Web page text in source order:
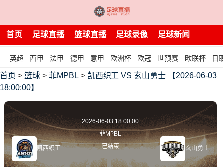
首页 足球直播 篮球直播 足球录像 足球新闻
英超 西甲 法甲 德甲 意甲 欧洲杯 欧冠 世预赛 欧联杯 日
首页 > 篮球 > 菲MPBL > 凯西织工 VS 玄山勇士 【2026-06-03
18:00:00】
凯西织工
2026-06-03 18:00:00
菲MPBL
已结束
玄山勇士